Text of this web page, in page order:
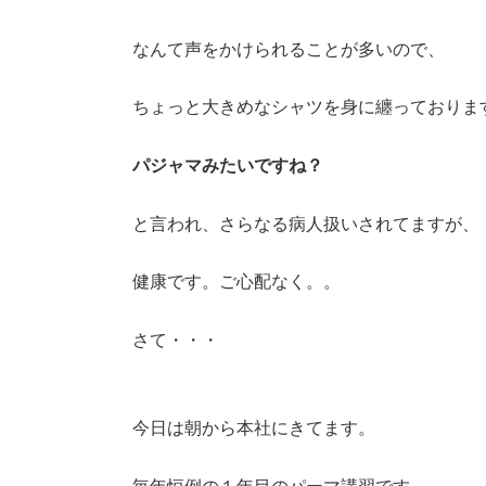
なんて声をかけられることが多いので、
ちょっと大きめなシャツを身に纏っておりま
パジャマみたいですね？
と言われ、さらなる病人扱いされてますが、
健康です。ご心配なく。。
さて・・・
今日は朝から本社にきてます。